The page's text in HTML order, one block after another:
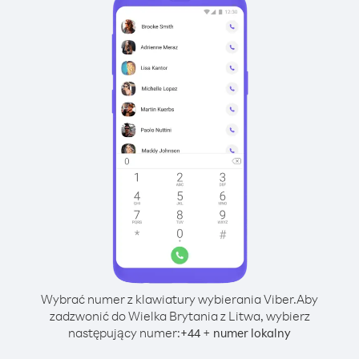
Wybrać numer z klawiatury wybierania Viber.Aby
zadzwonić do Wielka Brytania z Litwa, wybierz
następujący numer:+44 + numer lokalny